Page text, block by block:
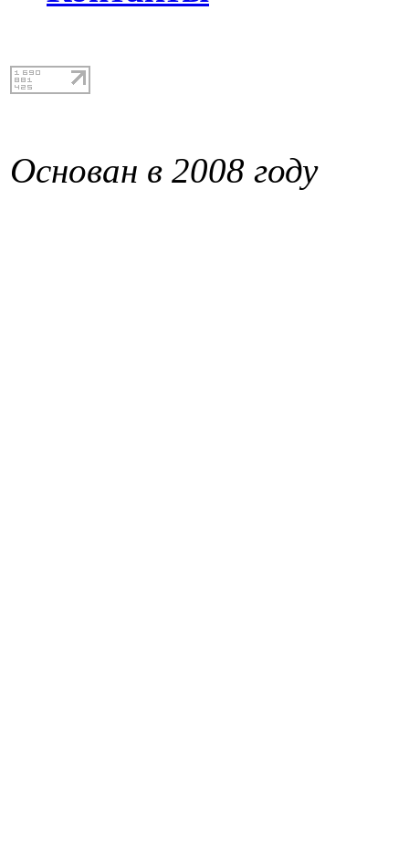
Основан в 2008 году